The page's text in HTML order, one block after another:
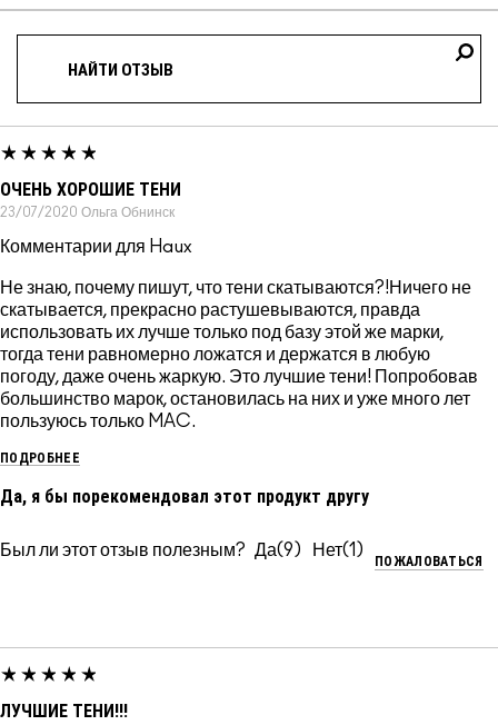
ОЧЕНЬ ХОРОШИЕ ТЕНИ
23/07/2020 Ольга Обнинск
Комментарии для Haux
Не знаю, почему пишут, что тени скатываются?!Ничего не
скатывается, прекрасно растушевываются, правда
использовать их лучше только под базу этой же марки,
тогда тени равномерно ложатся и держатся в любую
погоду, даже очень жаркую. Это лучшие тени! Попробовав
большинство марок, остановилась на них и уже много лет
пользуюсь только MAC.
ПОДРОБНЕЕ
Да, я бы порекомендовал этот продукт другу
Был ли этот отзыв полезным? 9 1
ПОЖАЛОВАТЬСЯ
ЛУЧШИЕ ТЕНИ!!!